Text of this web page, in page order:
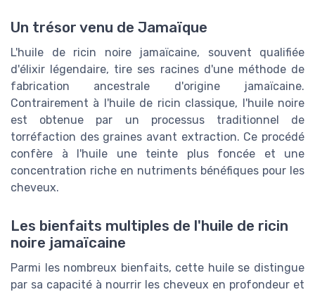
Un trésor venu de Jamaïque
L'huile de ricin noire jamaïcaine, souvent qualifiée
d'élixir légendaire, tire ses racines d'une méthode de
fabrication ancestrale d'origine jamaïcaine.
Contrairement à l'huile de ricin classique, l'huile noire
est obtenue par un processus traditionnel de
torréfaction des graines avant extraction. Ce procédé
confère à l'huile une teinte plus foncée et une
concentration riche en nutriments bénéfiques pour les
cheveux.
Les bienfaits multiples de l'huile de ricin
noire jamaïcaine
Parmi les nombreux bienfaits, cette huile se distingue
par sa capacité à nourrir les cheveux en profondeur et